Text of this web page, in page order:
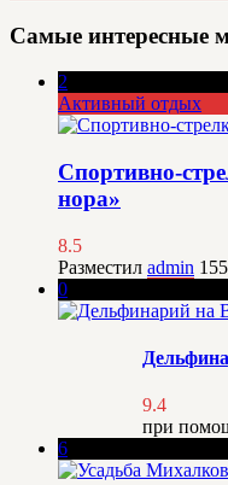
Самые интересные
2
Активный отдых
Спортивно-
нора»
8.5
Разместил admin
0
9.4
при
6